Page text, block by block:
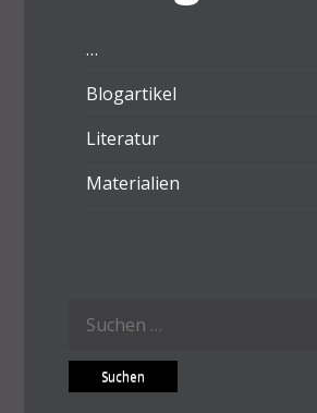
…
Blogartikel
Literatur
Materialien
nach: